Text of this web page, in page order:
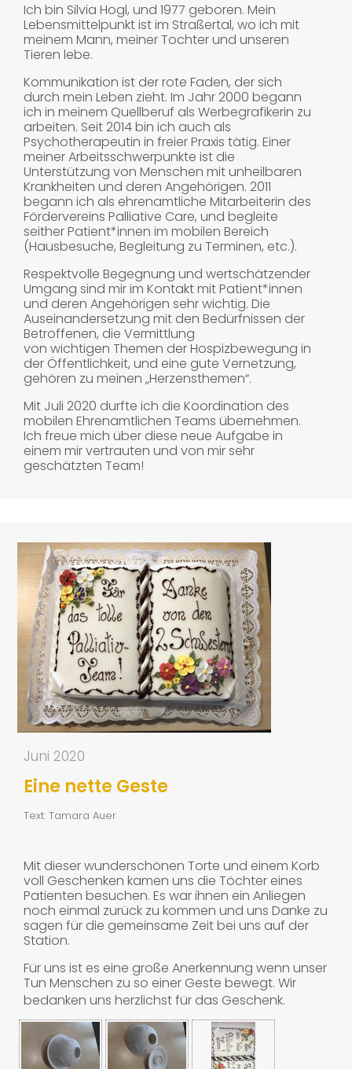
Ich bin Silvia Hogl, und 1977 geboren. Mein
Lebensmittelpunkt ist im Straßertal, wo ich mit
meinem Mann, meiner Tochter und unseren
Tieren lebe.
Kommunikation ist der rote Faden, der sich
durch mein Leben zieht. Im Jahr 2000 begann
ich in meinem Quellberuf als Werbegrafikerin zu
arbeiten. Seit 2014 bin ich auch als
Psychotherapeutin in freier Praxis tätig. Einer
meiner Arbeitsschwerpunkte ist die
Unterstützung von Menschen mit unheilbaren
Krankheiten und deren Angehörigen. 2011
begann ich als ehrenamtliche Mitarbeiterin des
Fördervereins Palliative Care, und begleite
seither Patient*innen im mobilen Bereich
(Hausbesuche, Begleitung zu Terminen, etc.).
Respektvolle Begegnung und wertschätzender
Umgang sind mir im Kontakt mit Patient*innen
und deren Angehörigen sehr wichtig. Die
Auseinandersetzung mit den Bedürfnissen der
Betroffenen, die Vermittlung
von wichtigen Themen der Hospizbewegung in
der Öffentlichkeit, und eine gute Vernetzung,
gehören zu meinen „Herzensthemen“.
Mit Juli 2020 durfte ich die Koordination des
mobilen Ehrenamtlichen Teams übernehmen.
Ich freue mich über diese neue Aufgabe in
einem mir vertrauten und von mir sehr
geschätzten Team!
Juni 2020
Eine nette Geste
Text: Tamara Auer
Mit dieser wunderschönen Torte und einem Korb
voll Geschenken kamen uns die Töchter eines
Patienten besuchen. Es war ihnen ein Anliegen
noch einmal zurück zu kommen und uns Danke zu
sagen für die gemeinsame Zeit bei uns auf der
Station.
Für uns ist es eine große Anerkennung wenn unser
Tun Menschen zu so einer Geste bewegt. Wir
bedanken uns herzlichst für das Geschenk.